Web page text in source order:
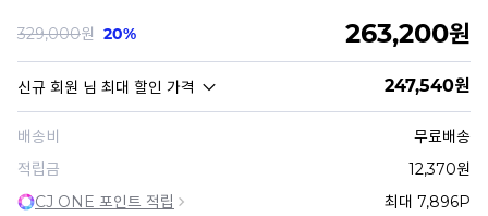
329,000원 20% 263,200원
신규 회원 님 최대 할인 가격 247,540원
배송비
무료배송
적립금
12,370원
CJ ONE 포인트 적립
최대 7,896P